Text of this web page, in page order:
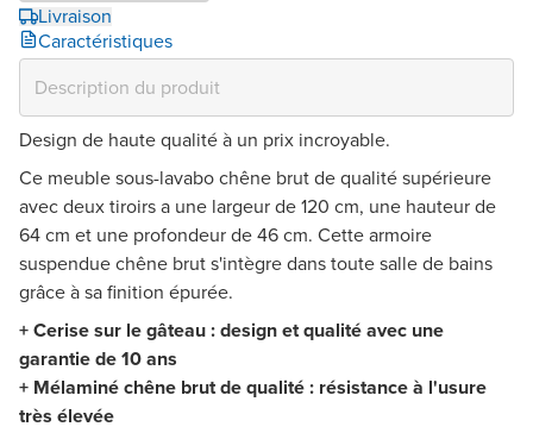
Livraison
Caractéristiques
Design de haute qualité à un prix incroyable.
Ce meuble sous-lavabo chêne brut de qualité supérieure
avec deux tiroirs a une largeur de 120 cm, une hauteur de
64 cm et une profondeur de 46 cm. Cette armoire
suspendue chêne brut s'intègre dans toute salle de bains
grâce à sa finition épurée.
+ Cerise sur le gâteau : design et qualité avec une
garantie de 10 ans
+ Mélaminé chêne brut de qualité : résistance à l'usure
très élevée